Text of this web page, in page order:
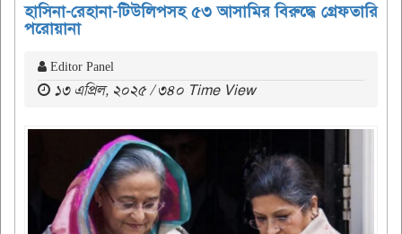
হাসিনা-রেহানা-টিউলিপসহ ৫৩ আসামির বিরুদ্ধে গ্রেফতারি
পরোয়ানা
Editor Panel
১৩ এপ্রিল, ২০২৫ / ৩৪০ Time View